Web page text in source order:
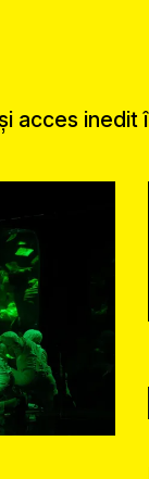
acces inedit